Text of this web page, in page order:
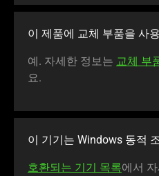
이 제품에 교체 부품을 사
예. 자세한 정보는 교체 부
요.
이 기기는 Windows 동적
호환되는 기기 목록에서